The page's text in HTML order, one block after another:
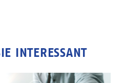
INTERESSANT